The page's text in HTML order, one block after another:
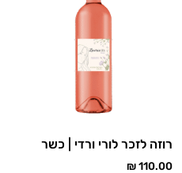
רוזה לזכר לורי ורדי | כשר
₪110.00